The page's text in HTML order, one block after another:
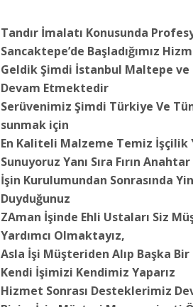
Tandır İmalatı Konusunda
Sancaktepe’de Başladığımız
Geldik Şimdi İstanbul Maltepe
Devam Etmektedir
Serüvenimiz Şimdi Türkiye Ve
sunmak için
En Kaliteli Malzeme Temiz İşçilik
Sunuyoruz Yanı Sıra Fırın
İşin Kurulumundan Sonrasında
Duyduğunuz
ZAman İşinde Ehli Ustaları Siz
Yardımcı Olmaktayız,
Asla İşi Müşteriden Alıp Başka
Kendi İşimizi Kendimiz Yaparız
Hizmet Sonrası Desteklerimiz